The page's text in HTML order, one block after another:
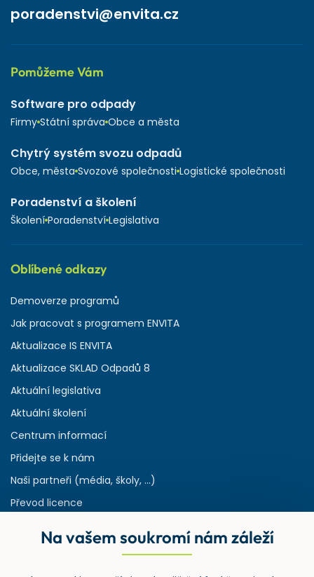
poradenstvi@envita.cz
Pomůžeme Vám
Software pro odpady
Firmy Státní správa Obce a města
Chytrý systém svozu odpadů
Obce, města Svozové společnosti Logistické společnosti
Poradenství a školení
Školení Poradenství Legislativa
Oblíbené odkazy
Demoverze programů
Jak pracovat s programem ENVITA
Aktualizace IS ENVITA
Aktualizace SKLAD Odpadů 8
Aktuální legislativa
Aktuální školení
Centrum informací
Přidejte se k nám
Naši partneři (média, školy, ...)
Převod licence
Rejstřík používaných zkratek v odpadech
Na vašem soukromí nám záleží